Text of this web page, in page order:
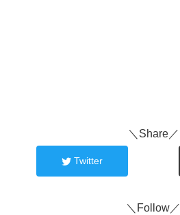
＼Share／
Twitter
＼Follow／